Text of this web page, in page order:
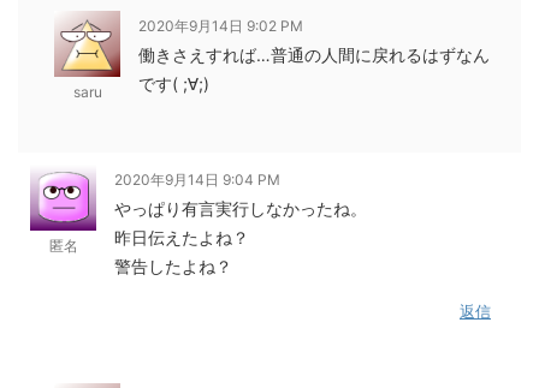
saru
2020年9月14日 9:02 PM
働きさえすれば…普通の人間に戻れるはずなん
です( ;∀;)
匿名
2020年9月14日 9:04 PM
やっぱり有言実行しなかったね。
昨日伝えたよね？
警告したよね？
返信